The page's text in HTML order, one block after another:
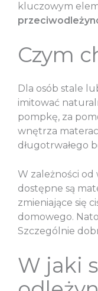
kluczowym
Czym
Dla osób stale
imitować
pompkę, za
wnętrza
długotrwałego
W zależności od
dostępne są
zmieniające się
domowego.
Szczególnie
W jaki